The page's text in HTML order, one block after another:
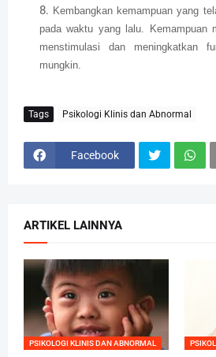
Kembangkan kemampuan yang
pada waktu yang lalu. Kemampuan
menstimulasi dan meningkatkan
mungkin.
Tags Psikologi Klinis dan Abnormal
Facebook
ARTIKEL LAINNYA
PSIKOLOGI KLINIS DAN ABNORMAL